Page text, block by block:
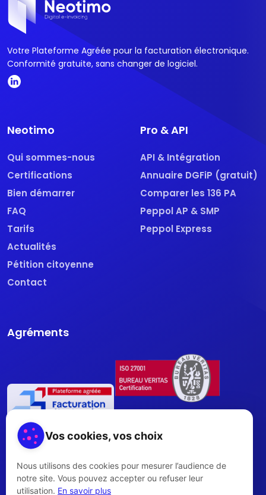
Votre Plateforme Agréée pour la facturation électronique.
Conformité gratuite, sans changer de logiciel.
Neotimo
Qui sommes-nous
Certifications
Bien démarrer
FAQ
Tarifs
Actualités
Pétition citoyenne
Contact
Pro & API
API & Intégration
Annuaire DGFiP (gratuit)
Comparer les 136 PA
Peppol AP & SMP
Peppol Express
Agréments
Vos cookies, vos choix
Nous utilisons des cookies pour mesurer l’audience de
notre site. Vous pouvez accepter ou refuser leur
utilisation. En savoir plus